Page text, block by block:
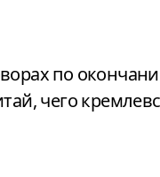
чего